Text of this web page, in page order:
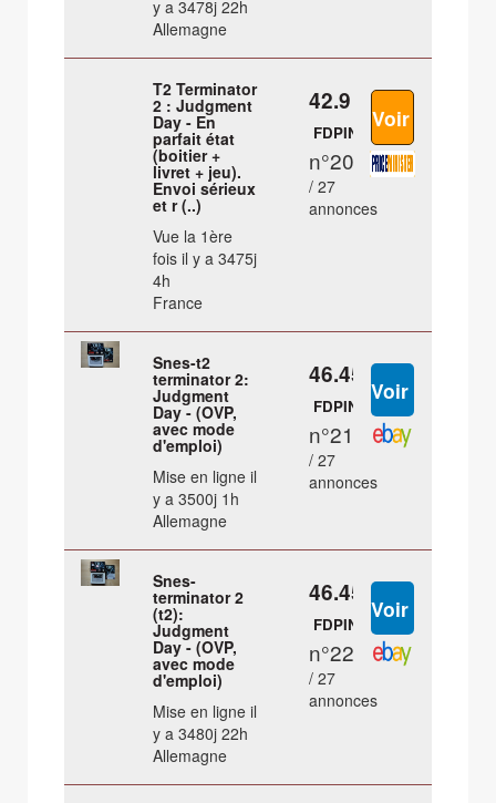
y a 3478j 22h
Allemagne
T2 Terminator
2 : Judgment
Day - En
parfait état
(boitier +
livret + jeu).
Envoi sérieux
et r (..)
Vue la 1ère
fois il y a 3475j
4h
France
42.9 €
FDPIN
n°20
/ 27
annonces
Snes-t2
terminator 2:
Judgment
Day - (OVP,
avec mode
d'emploi)
Mise en ligne il
y a 3500j 1h
Allemagne
46.45 €
FDPIN
n°21
/ 27
annonces
Snes-
terminator 2
(t2):
Judgment
Day - (OVP,
avec mode
d'emploi)
Mise en ligne il
y a 3480j 22h
Allemagne
46.45 €
FDPIN
n°22
/ 27
annonces